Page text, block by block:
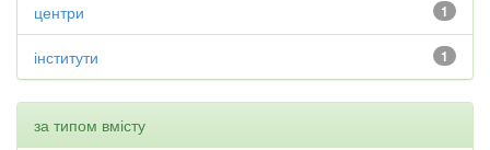
1
центри
1
інститути
за типом вмісту